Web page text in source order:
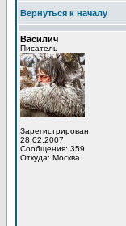
Вернуться к началу
Василич
Писатель
Зарегистрирован:
28.02.2007
Сообщения: 359
Откуда: Москва